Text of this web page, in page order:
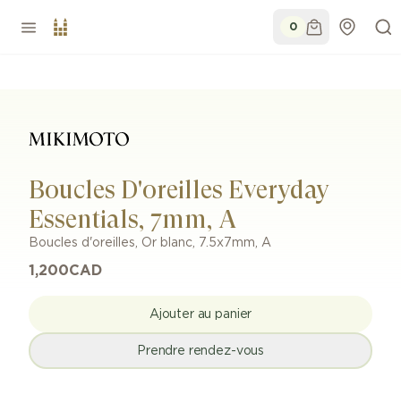
0
Boucles D'oreilles Everyday
Essentials, 7mm, A
Boucles d'oreilles, Or blanc, 7.5x7mm, A
1,200CAD
Ajouter au panier
Prendre rendez-vous